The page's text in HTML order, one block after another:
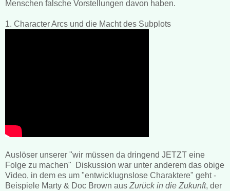
Menschen falsche Vorstellungen davon haben.
1. Character Arcs und die Macht des Subplots
Auslöser unserer "wir müssen da dringend JETZT eine
Folge zu machen" Diskussion war unter anderem das obige
Video, in dem es um "entwicklugnslose Charaktere" geht -
Beispiele Marty & Doc Brown aus Zurück in die Zukunft, der